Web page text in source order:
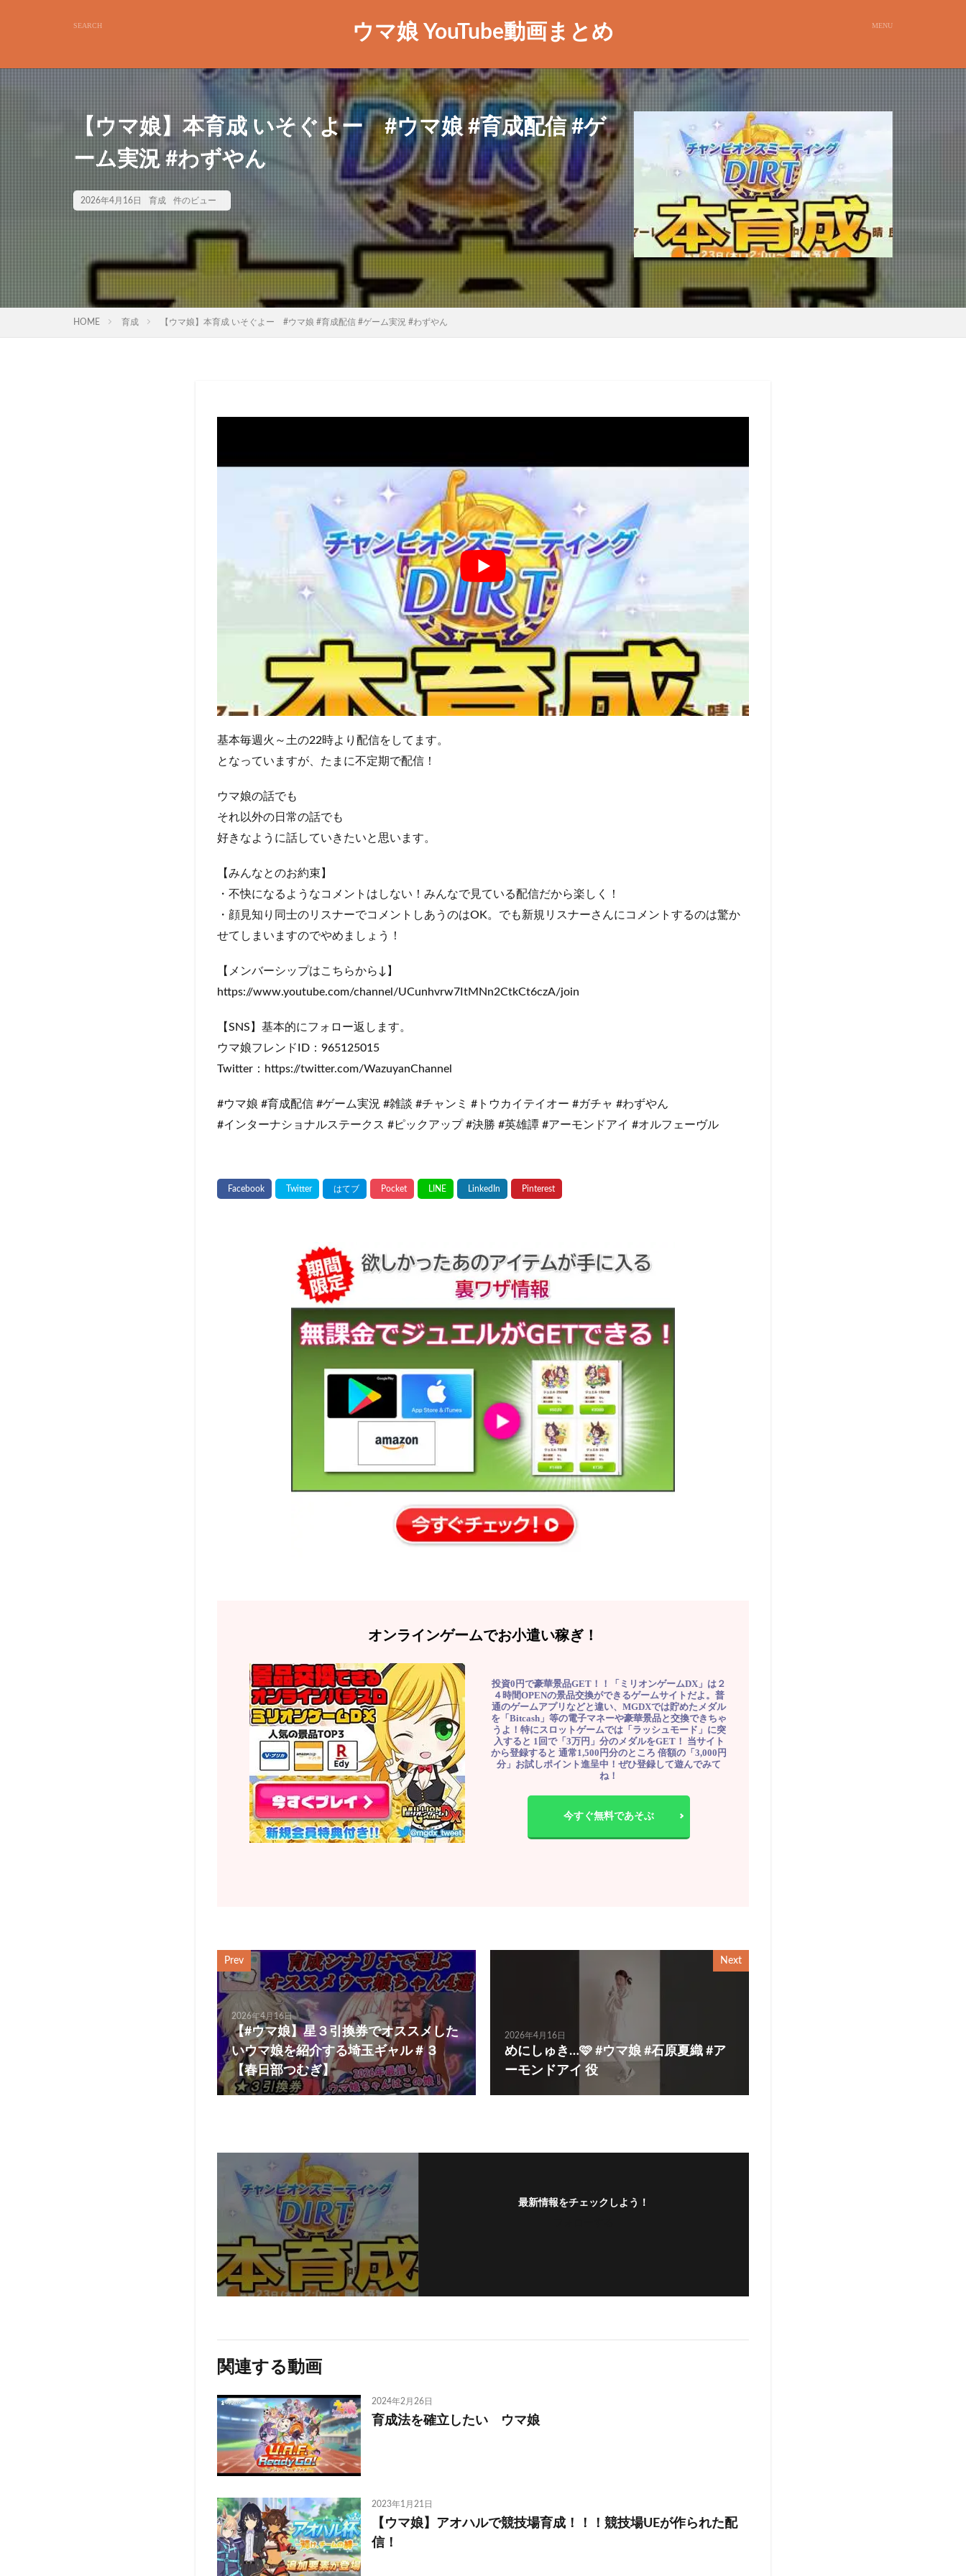
ウマ娘 YouTube動画まとめ
【ウマ娘】本育成 いそぐよー #ウマ娘 #育成配信 #ゲ
ーム実況 #わずやん
2026年4月16日 育成 件のビュー
HOME 育成 【ウマ娘】本育成 いそぐよー #ウマ娘 #育成配信 #ゲーム実況 #わずやん
基本毎週火～土の22時より配信をしてます。
となっていますが、たまに不定期で配信！
ウマ娘の話でも
それ以外の日常の話でも
好きなように話していきたいと思います。
【みんなとのお約束】
・不快になるようなコメントはしない！みんなで見ている配信だから楽しく！
・顔見知り同士のリスナーでコメントしあうのはOK。でも新規リスナーさんにコメントするのは驚か
せてしまいますのでやめましょう！
【メンバーシップはこちらから↓】
https://www.youtube.com/channel/UCunhvrw7ItMNn2CtkCt6czA/join
【SNS】基本的にフォロー返します。
ウマ娘フレンドID：965125015
Twitter：https://twitter.com/WazuyanChannel
#ウマ娘 #育成配信 #ゲーム実況 #雑談 #チャンミ #トウカイテイオー #ガチャ #わずやん
#インターナショナルステークス #ピックアップ #決勝 #英雄譚 #アーモンドアイ #オルフェーヴル
オンラインゲームでお小遣い稼ぎ！
投資0円で豪華景品GET！！「ミリオンゲームDX」は２
４時間OPENの景品交換ができるゲームサイトだよ。普
通のゲームアプリなどと違い、MGDXでは貯めたメダル
を「Bitcash」等の電子マネーや豪華景品と交換できちゃ
うよ！特にスロットゲームでは「ラッシュモード」に突
入すると 1回で「3万円」分のメダルをGET！ 当サイト
から登録すると 通常1,500円分のところ 倍額の「3,000円
分」お試しポイント進呈中！ぜひ登録して遊んでみて
ね！
今すぐ無料であそぶ
Prev
2026年4月16日
【#ウマ娘】星３引換券でオススメした
いウマ娘を紹介する埼玉ギャル＃３
【春日部つむぎ】
Next
2026年4月16日
めにしゅき…🩷 #ウマ娘 #石原夏織 #ア
ーモンドアイ 役
最新情報をチェックしよう！
関連する動画
2024年2月26日
育成法を確立したい ウマ娘
2023年1月21日
【ウマ娘】アオハルで競技場育成！！！競技場UEが作られた配
信！